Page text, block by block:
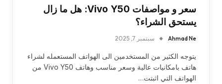
سعر و مواصفات Vivo Y50: هل ما زال
يستحق الشراء؟
Ahmad Ne سبتمبر 7, 2025
يتوجه الكثير من المستخدمين الى الهواتف المستعمله لشراء
هاتف بامكانيات عالية وسعر مناسب وهاتف Vivo Y50 من
الهواتف التي اثبتت…